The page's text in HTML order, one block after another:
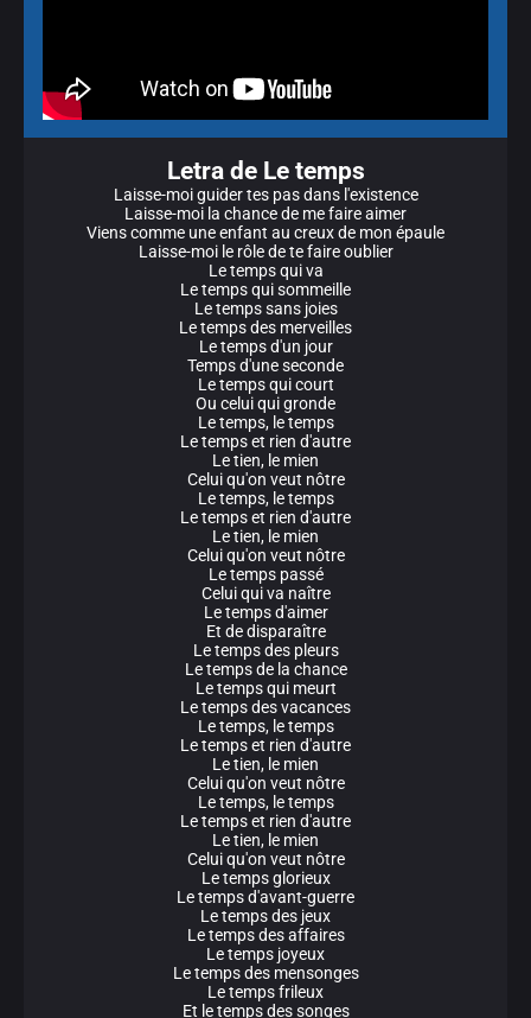
Letra de Le temps
Laisse-moi guider tes pas dans l'existence
Laisse-moi la chance de me faire aimer
Viens comme une enfant au creux de mon épaule
Laisse-moi le rôle de te faire oublier
Le temps qui va
Le temps qui sommeille
Le temps sans joies
Le temps des merveilles
Le temps d'un jour
Temps d'une seconde
Le temps qui court
Ou celui qui gronde
Le temps, le temps
Le temps et rien d'autre
Le tien, le mien
Celui qu'on veut nôtre
Le temps, le temps
Le temps et rien d'autre
Le tien, le mien
Celui qu'on veut nôtre
Le temps passé
Celui qui va naître
Le temps d'aimer
Et de disparaître
Le temps des pleurs
Le temps de la chance
Le temps qui meurt
Le temps des vacances
Le temps, le temps
Le temps et rien d'autre
Le tien, le mien
Celui qu'on veut nôtre
Le temps, le temps
Le temps et rien d'autre
Le tien, le mien
Celui qu'on veut nôtre
Le temps glorieux
Le temps d'avant-guerre
Le temps des jeux
Le temps des affaires
Le temps joyeux
Le temps des mensonges
Le temps frileux
Et le temps des songes